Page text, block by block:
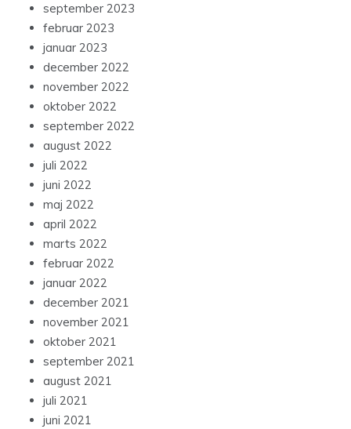
september 2023
februar 2023
januar 2023
december 2022
november 2022
oktober 2022
september 2022
august 2022
juli 2022
juni 2022
maj 2022
april 2022
marts 2022
februar 2022
januar 2022
december 2021
november 2021
oktober 2021
september 2021
august 2021
juli 2021
juni 2021